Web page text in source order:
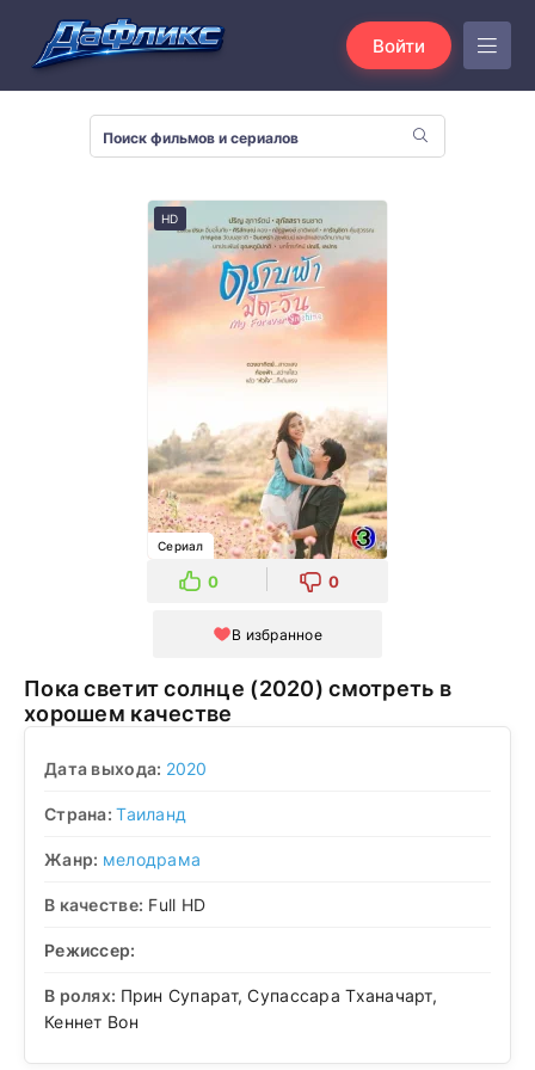
Войти
HD
Сериал
0 0
В избранное
Пока светит солнце (2020) смотреть в
хорошем качестве
Дата выхода: 2020
Страна:Таиланд
Жанр: мелодрама
В качестве: Full HD
Режиссер:
В ролях: Прин Супарат, Супассара Тханачарт,
Кеннет Вон